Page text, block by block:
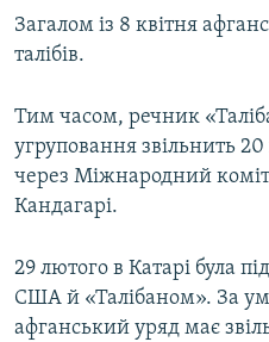
Загалом із 8 квітня
талібів.
Тим часом, речник
угруповання звільнить 20
через Міжнародний
Кандагарі.
29 лютого в Катарі була
США й «Талібаном». За
афганський уряд має